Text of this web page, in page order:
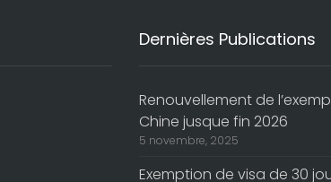
Dernières Publications
Renouvellement de
Chine jusque fin 2026
5 novembre, 2025
Exemption de visa de 30